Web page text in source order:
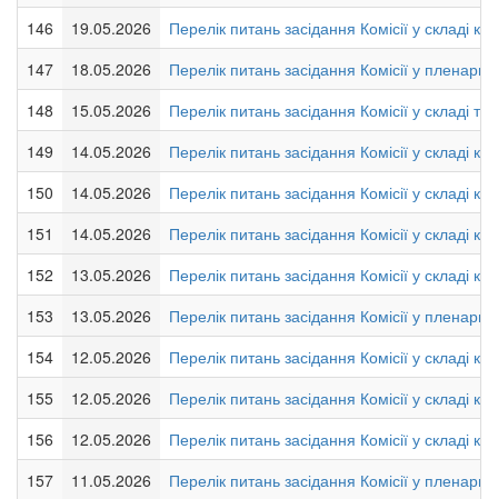
146
19.05.2026
Перелік питань засідання Комісії у складі
147
18.05.2026
Перелік питань засідання Комісії у
148
15.05.2026
Перелік питань засідання Комісії у складі
149
14.05.2026
Перелік питань засідання Комісії у складі
150
14.05.2026
Перелік питань засідання Комісії у
151
14.05.2026
Перелік питань засідання Комісії у складі
152
13.05.2026
Перелік питань засідання Комісії у складі
153
13.05.2026
Перелік питань засідання Комісії у
154
12.05.2026
Перелік питань засідання Комісії у складі
155
12.05.2026
Перелік питань засідання Комісії у складі
156
12.05.2026
Перелік питань засідання Комісії у складі
157
11.05.2026
Перелік питань засідання Комісії у